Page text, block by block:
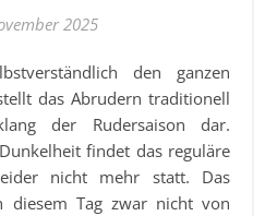
2025
das Abrudern traditionell
der Rudersaison dar.
findet das reguläre
nicht mehr statt. Das
diesem Tag zwar nicht von